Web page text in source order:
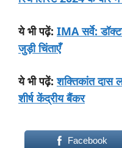
ये भी पढ़ें: IMA सर्वे:
जुड़ी चिंताएँ
ये भी पढ़ें:शक्तिकांत दास
शीर्ष केंद्रीय बैंकर
Facebook